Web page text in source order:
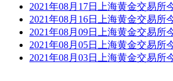
2021年08月17日上海黄金交易所
2021年08月16日上海黄金交易所
2021年08月09日上海黄金交易所
2021年08月05日上海黄金交易所
2021年08月03日上海黄金交易所